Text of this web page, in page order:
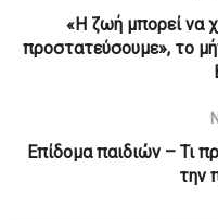
«Η ζωή μπορεί να
προστατεύσουμε», το
Επίδομα παιδιών – Τι
την